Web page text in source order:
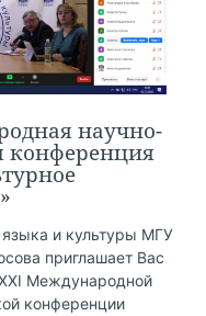
научно-
конференция
языка и культуры МГУ
приглашает Вас
Международной
конференции